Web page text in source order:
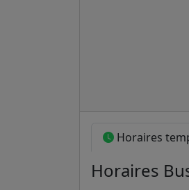
Horaires
Horaires